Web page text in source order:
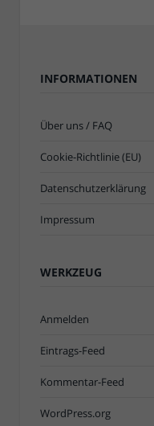
INFORMATIONEN
Über uns / FAQ
Cookie-Richtlinie (EU)
Datenschutzerklärung
Impressum
WERKZEUG
Anmelden
Eintrags-Feed
Kommentar-Feed
WordPress.org